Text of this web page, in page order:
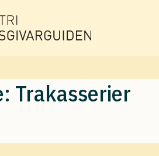
Trakasserier